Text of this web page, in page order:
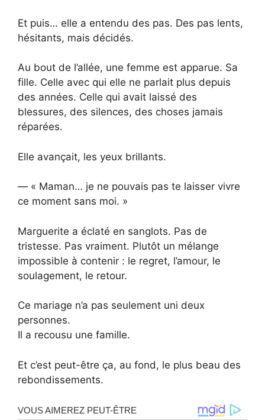
Et puis… elle a entendu des pas. Des pas lents,
hésitants, mais décidés.
Au bout de l’allée, une femme est apparue. Sa
fille. Celle avec qui elle ne parlait plus depuis
des années. Celle qui avait laissé des
blessures, des silences, des choses jamais
réparées.
Elle avançait, les yeux brillants.
— « Maman… je ne pouvais pas te laisser vivre
ce moment sans moi. »
Marguerite a éclaté en sanglots. Pas de
tristesse. Pas vraiment. Plutôt un mélange
impossible à contenir : le regret, l’amour, le
soulagement, le retour.
Ce mariage n’a pas seulement uni deux
personnes.
Il a recousu une famille.
Et c’est peut-être ça, au fond, le plus beau des
rebondissements.